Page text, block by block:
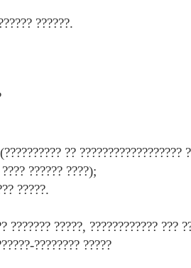
??????.
?? ??????????????????
?????? ????);
?????.
??????? ?????, ???????????? ???
???????? ?????